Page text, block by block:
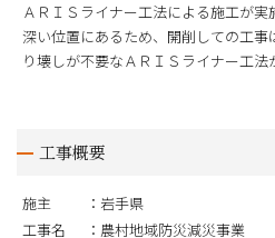
ＡＲＩＳライナー工法による施工が実
深い位置にあるため、開削しての工
り壊しが不要なＡＲＩＳライナー工法
工事概要
施主
岩手県
工事名
農村地域防災減災事業